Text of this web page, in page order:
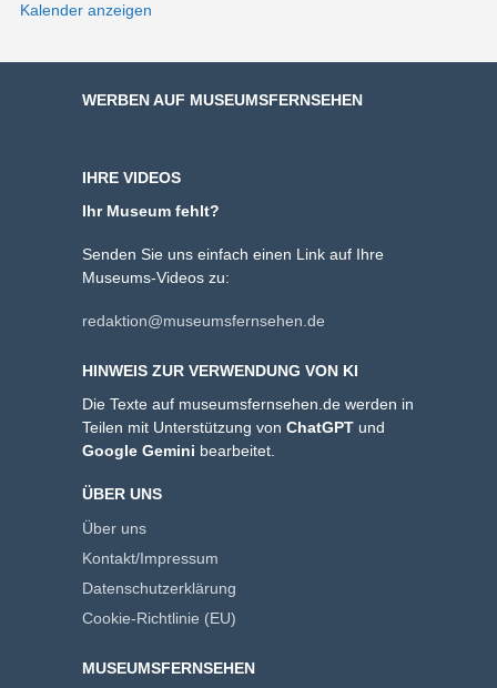
Kalender anzeigen
WERBEN AUF MUSEUMSFERNSEHEN
IHRE VIDEOS
Ihr Museum fehlt?
Senden Sie uns einfach einen Link auf Ihre
Museums-Videos zu:
redaktion@museumsfernsehen.de
HINWEIS ZUR VERWENDUNG VON KI
Die Texte auf museumsfernsehen.de werden in
Teilen mit Unterstützung von ChatGPT und
Google Gemini bearbeitet.
ÜBER UNS
Über uns
Kontakt/Impressum
Datenschutzerklärung
Cookie-Richtlinie (EU)
MUSEUMSFERNSEHEN